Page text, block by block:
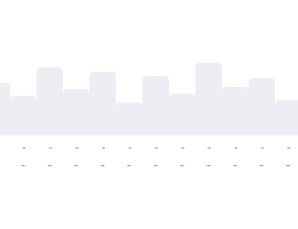
-
-
-
-
-
-
-
-
-
-
-
-
-
-
-
-
-
-
-
-
-
-